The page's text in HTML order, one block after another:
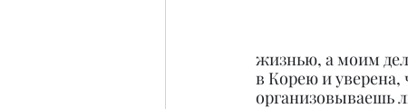
жизнью, а моим
в Корею и уверена,
организовываешь